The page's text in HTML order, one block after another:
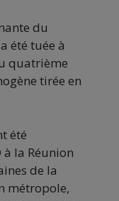
du
été tuée à
quatrième
tirée en
été
la Réunion
de la
métropole,